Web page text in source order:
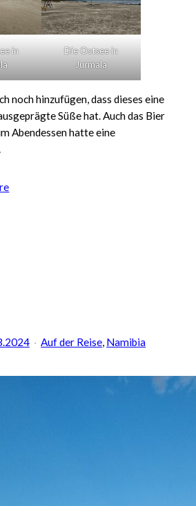
in
Die Ostsee in
Jurmala
noch hinzufügen, dass dieses eine
Süße hat. Auch das Bier
Abendessen hatte eine
zu
Auf der Reise, Namibia